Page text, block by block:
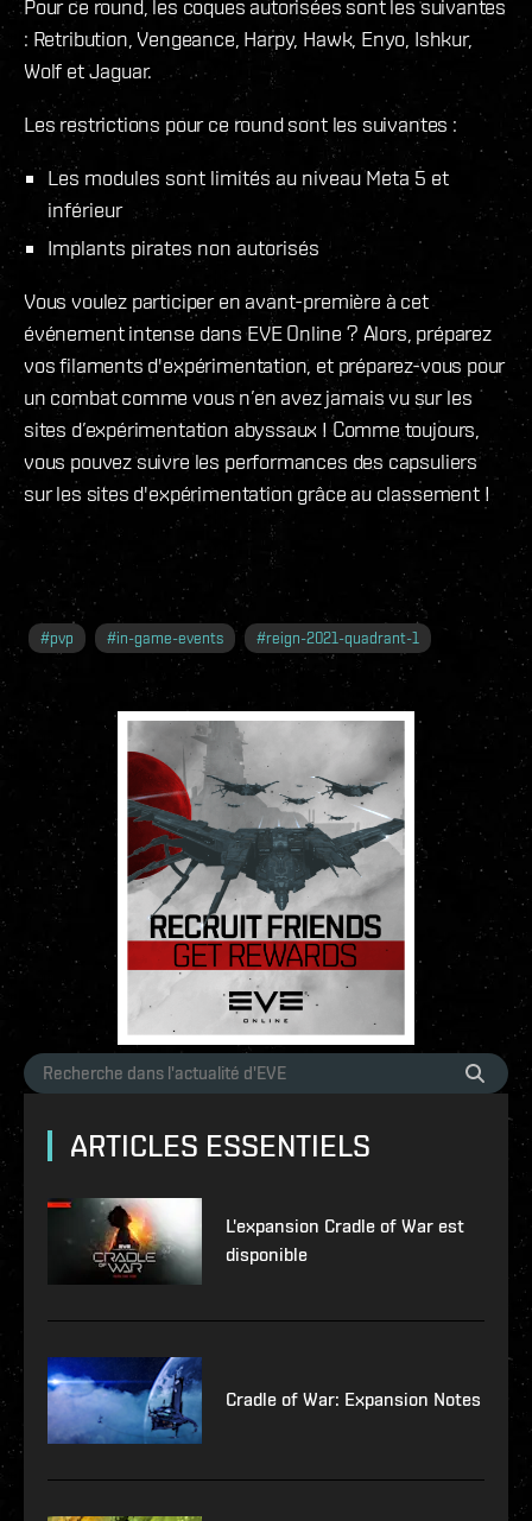
Pour ce round, les coques autorisées sont les suivantes
: Retribution, Vengeance, Harpy, Hawk, Enyo, Ishkur,
Wolf et Jaguar.
Les restrictions pour ce round sont les suivantes :
Les modules sont limités au niveau Meta 5 et
inférieur
Implants pirates non autorisés
Vous voulez participer en avant-première à cet
événement intense dans EVE Online ? Alors, préparez
vos filaments d'expérimentation, et préparez-vous pour
un combat comme vous n’en avez jamais vu sur les
sites d’expérimentation abyssaux ! Comme toujours,
vous pouvez suivre les performances des capsuliers
sur les sites d'expérimentation grâce au classement !
#pvp #in-game-events #reign-2021-quadrant-1
ARTICLES ESSENTIELS
L'expansion Cradle of War est
disponible
Cradle of War: Expansion Notes